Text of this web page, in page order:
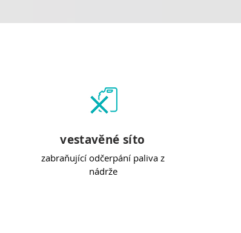
vestavěné síto
zabraňující odčerpání paliva z
nádrže